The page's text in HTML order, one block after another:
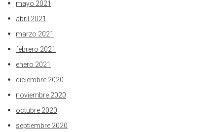
mayo 2021
abril 2021
marzo 2021
febrero 2021
enero 2021
diciembre 2020
noviembre 2020
octubre 2020
septiembre 2020